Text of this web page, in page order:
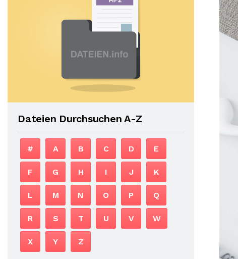
Dateien Durchsuchen A-Z
# A B C D E
F G H I J K
L M N O P Q
R S T U V W
X Y Z